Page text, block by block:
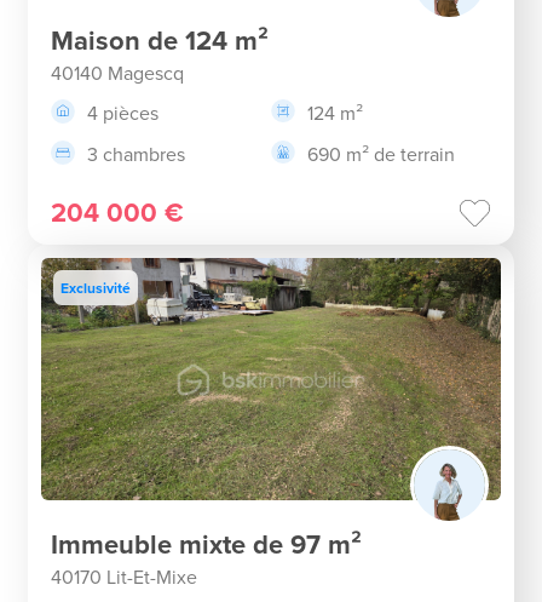
Maison de 124 m²
40140 Magescq
4 pièces
124 m²
3 chambres
690 m² de terrain
204 000 €
Exclusivité
Immeuble mixte de 97 m²
40170 Lit-Et-Mixe